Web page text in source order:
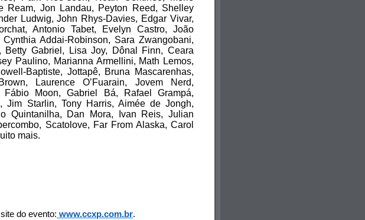
Ream, Jon Landau, Peyton Reed, Shelley
Ludwig, John Rhys-Davies, Edgar Vivar,
Antonio Tabet, Evelyn Castro, João
Addai-Robinson, Sara Zwangobani,
Betty Gabriel, Lisa Joy, Dônal Finn, Ceara
Paulino, Marianna Armellini, Math Lemos,
Baptiste, Jottapê, Bruna Mascarenhas,
Laurence O’Fuarain, Jovem Nerd,
Moon, Gabriel Bá, Rafael Grampá,
Jim Starlin, Tony Harris, Aimée de Jongh,
Quintanilha, Dan Mora, Ivan Reis, Julian
Scatolove, Far From Alaska, Carol
mais.
do evento: www.ccxp.com.br.